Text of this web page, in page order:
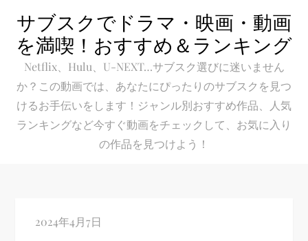
content
サブスクでドラマ・映画・動画
を満喫！おすすめ＆ランキング
Netflix、Hulu、U-NEXT…サブスク選びに迷いません
か？この動画では、あなたにぴったりのサブスクを見つ
けるお手伝いをします！ジャンル別おすすめ作品、人気
ランキングなど今すぐ動画をチェックして、お気に入り
の作品を見つけよう！